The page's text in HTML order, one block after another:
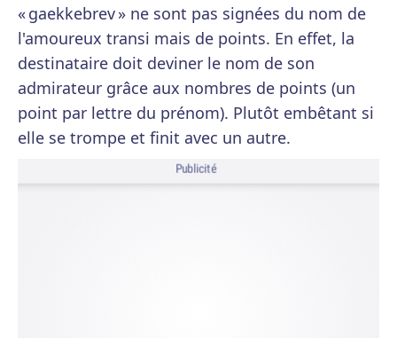
« gaekkebrev » ne sont pas signées du nom de
l'amoureux transi mais de points. En effet, la
destinataire doit deviner le nom de son
admirateur grâce aux nombres de points (un
point par lettre du prénom). Plutôt embêtant si
elle se trompe et finit avec un autre.
Publicité